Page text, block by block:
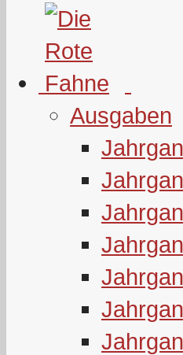
Ausgaben